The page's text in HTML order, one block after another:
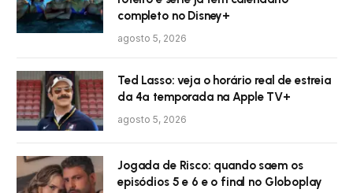
completo no Disney+
agosto 5, 2026
Ted Lasso: veja o horário real de estreia
da 4ª temporada na Apple TV+
agosto 5, 2026
Jogada de Risco: quando saem os
episódios 5 e 6 e o final no Globoplay